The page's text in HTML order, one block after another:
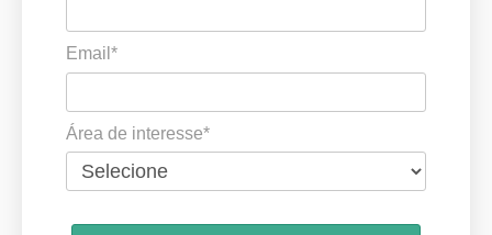
Email*
Área de interesse*